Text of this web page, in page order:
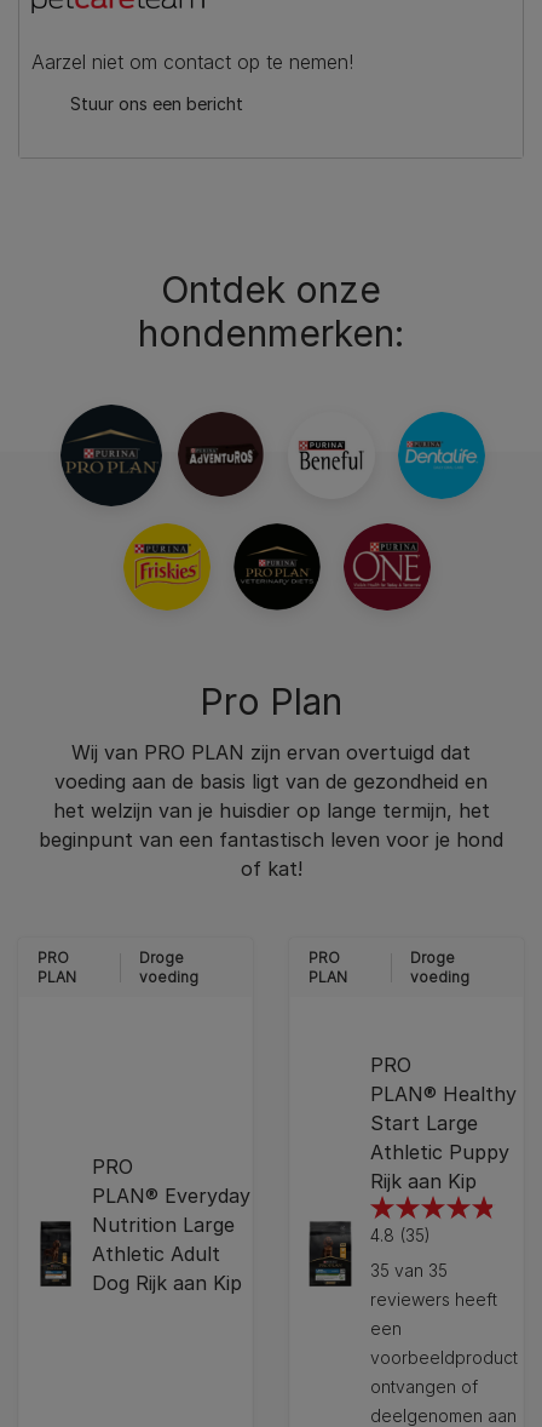
Aarzel niet om contact op te nemen!
Stuur ons een bericht
Ontdek onze
hondenmerken:
Pro Plan
Wij van PRO PLAN zijn ervan overtuigd dat
voeding aan de basis ligt van de gezondheid en
het welzijn van je huisdier op lange termijn, het
beginpunt van een fantastisch leven voor je hond
of kat!
PRO
PLAN
Droge
voeding
PRO
PLAN® Everyday
Nutrition Large
Athletic Adult
Dog Rijk aan Kip
PRO
PLAN
Droge
voeding
PRO
PLAN® Healthy
Start Large
Athletic Puppy
Rijk aan Kip
4.8 (35)
4.8
van
de
5
sterren.
35
beoordelingen
35 van 35
reviewers heeft
een
voorbeeldproduct
ontvangen of
deelgenomen aan